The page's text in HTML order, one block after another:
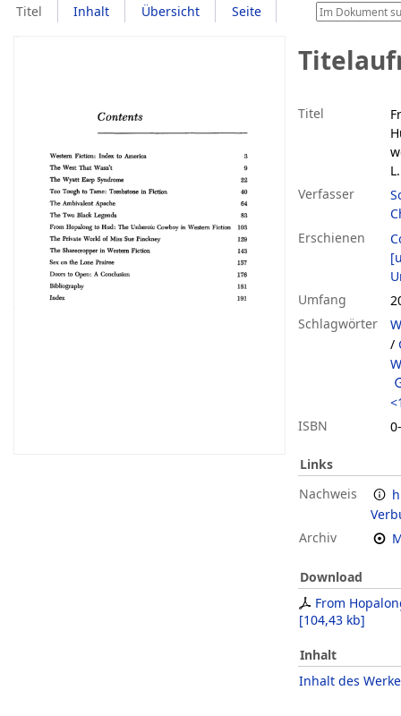
Titel Inhalt Übersicht Seite
Titel
Verfasser
Erschienen
Umfang
Schlagwörter
/
ISBN
Links
Nachweis
Archiv
Download
From
[104,43 kb]
Inhalt
Inhalt des